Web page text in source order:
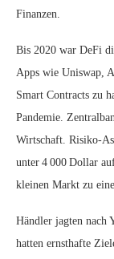
Finanzen.
Bis 2020 war DeFi
Apps wie Uniswap,
Smart Contracts zu
Pandemie.
Wirtschaft.
unter 4 000 Dollar
kleinen Markt zu
Händler jagten nach
hatten ernsthafte